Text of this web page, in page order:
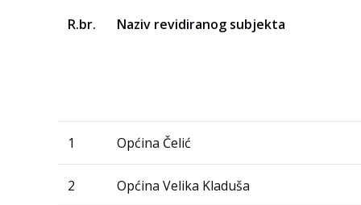
R.br. Naziv revidiranog subjekta
1 Općina Čelić
2 Općina Velika Kladuša